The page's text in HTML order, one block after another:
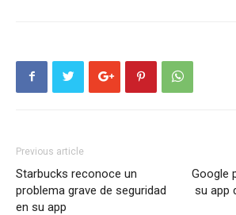
Previous article
Starbucks reconoce un
problema grave de seguridad
en su app
Google
su app